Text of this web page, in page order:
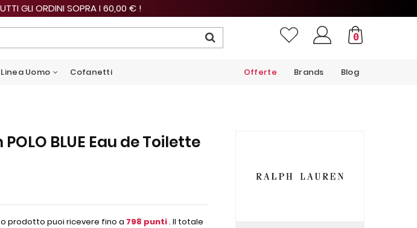
GLI ORDINI SOPRA I 60,00 € !
0
Linea Uomo Cofanetti Blog
Brands
Offerte
BLUE Eau de Toilette
prodotto puoi ricevere fino a 798 punti. Il totale